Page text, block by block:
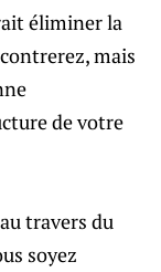
éliminer la
mais
de votre
travers du
soyez